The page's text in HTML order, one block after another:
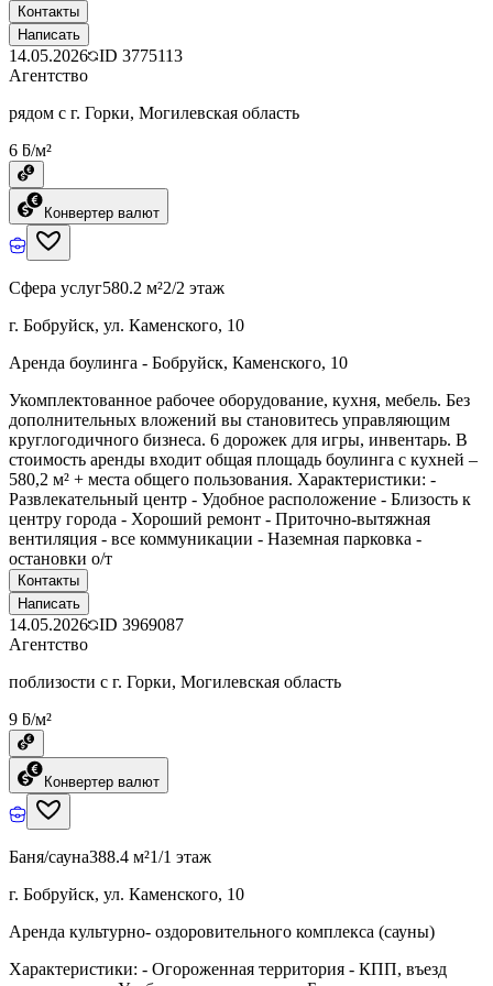
Контакты
Написать
14.05.2026 ID 3775113
Агентство
рядом с г. Горки, Могилевская область
6 ƃ/м²
Конвертер валют
Сфера услуг580.2 м²2/2 этаж
г. Бобруйск, ул. Каменского, 10
Аренда боулинга - Бобруйск, Каменского, 10
Укомплектованное рабочее оборудование, кухня, мебель. Без
дополнительных вложений вы становитесь управляющим
круглогодичного бизнеса. 6 дорожек для игры, инвентарь. В
стоимость аренды входит общая площадь боулинга с кухней –
580,2 м² + места общего пользования. Характеристики: -
Развлекательный центр - Удобное расположение - Близость к
центру города - Хороший ремонт - Приточно-вытяжная
вентиляция - все коммуникации - Наземная парковка -
остановки о/т
Контакты
Написать
14.05.2026 ID 3969087
Агентство
поблизости с г. Горки, Могилевская область
9 ƃ/м²
Конвертер валют
Баня/сауна388.4 м²1/1 этаж
г. Бобруйск, ул. Каменского, 10
Аренда культурно- оздоровительного комплекса (сауны)
Характеристики: - Огороженная территория - КПП, въезд